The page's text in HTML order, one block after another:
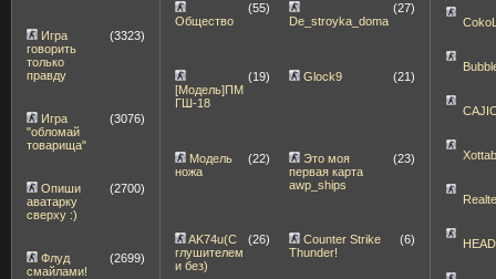
Игра
говорить
только
правду
(3323)
Игра
"обломай
товарища"
(3076)
Опиши
аватарку
сверху :)
(2700)
Флуд
смайлами!
(2699)
Общество
(55)
De_stroyka_doma
(27)
[Модель]ПМ
ГШ-18
(19) Glock9 (21)
Модель
ножа
(22)
Это моя
первая карта
awp_ships
(23)
AK74u(С
глушителем
и без)
(26)
Counter Strike
Thunder!
(6)